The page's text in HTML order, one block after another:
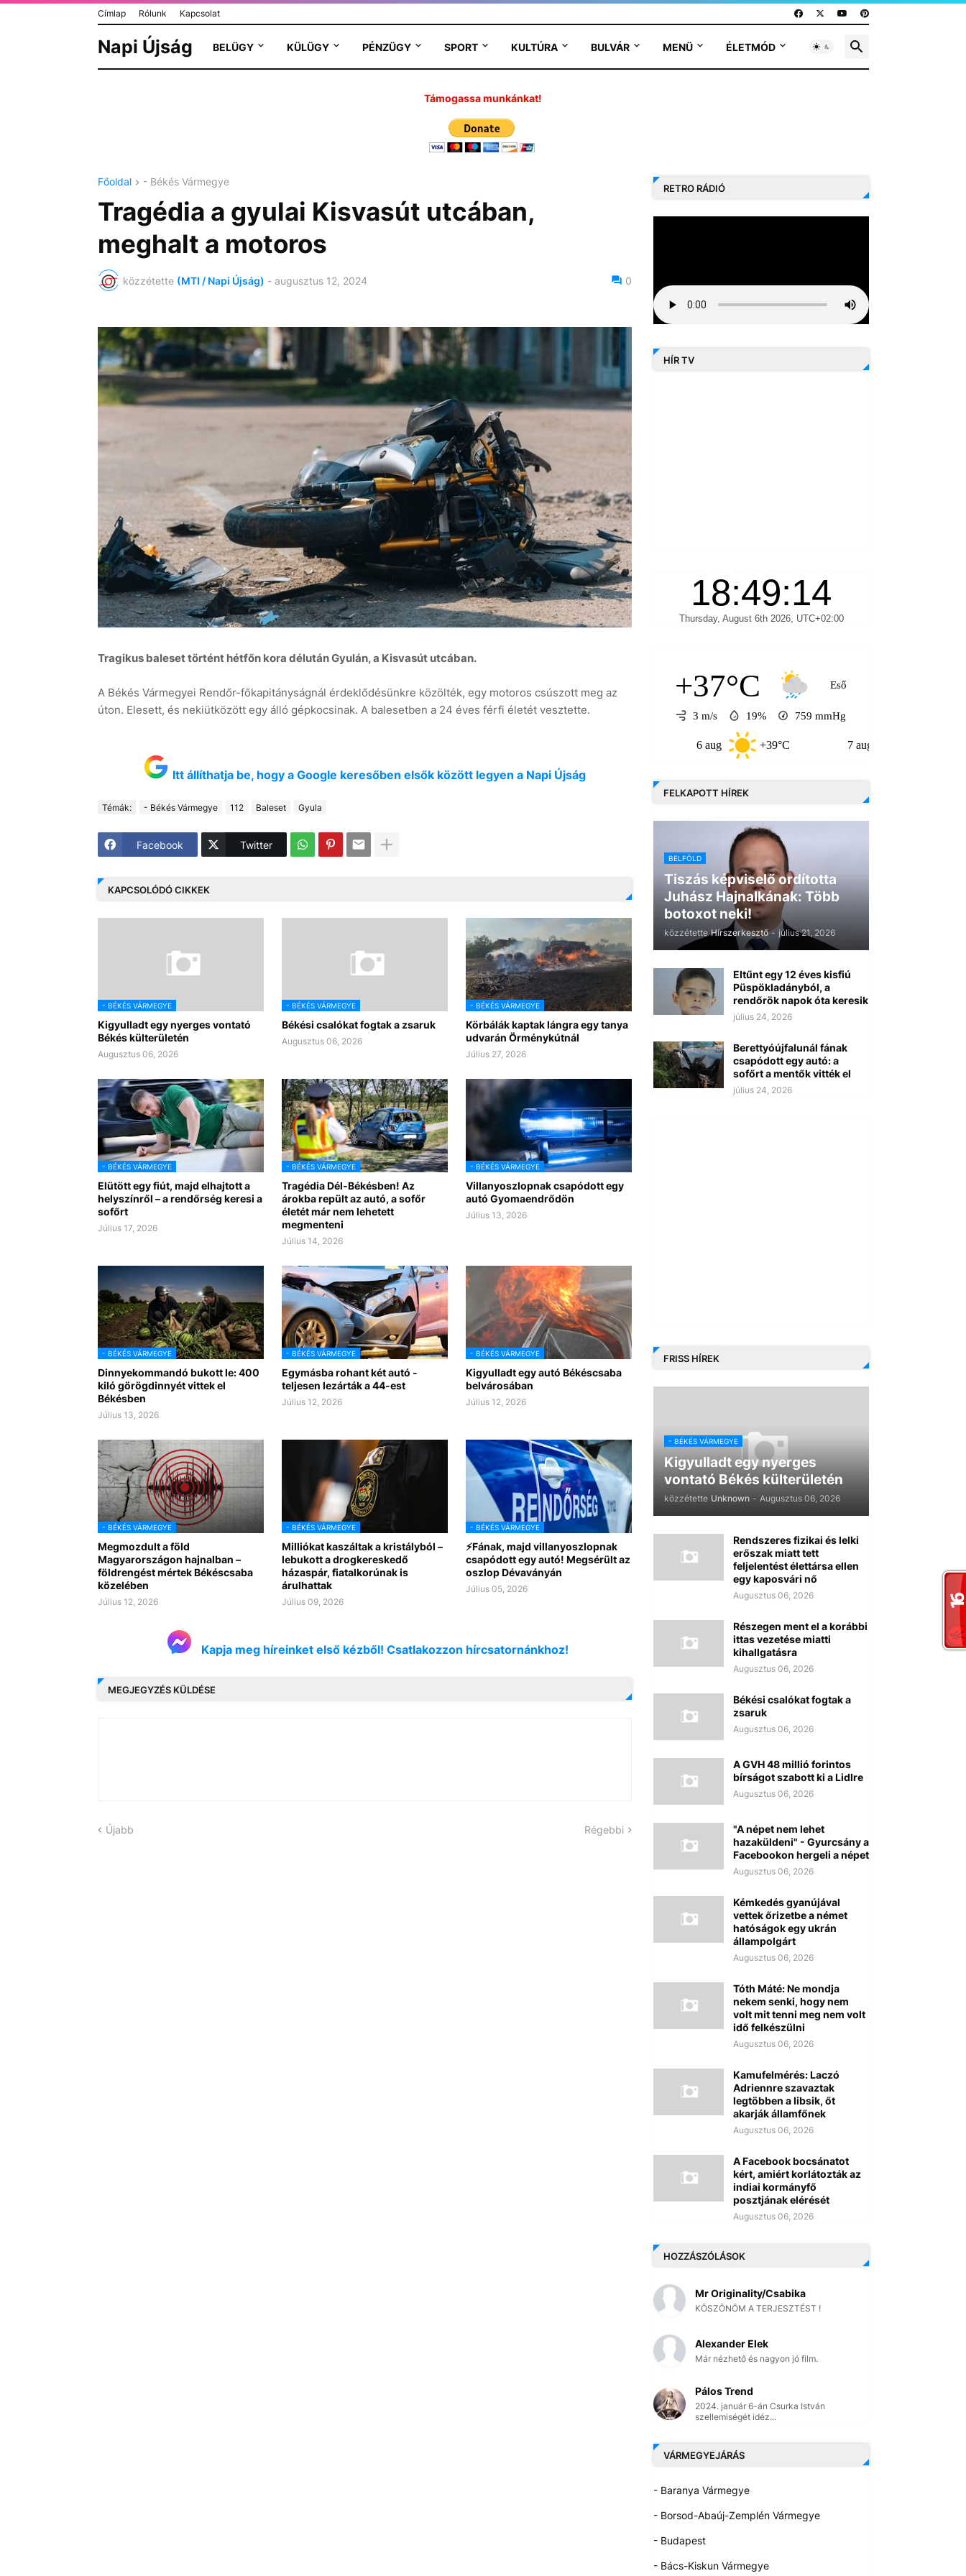
Címlap Rólunk Kapcsolat
Napi Újság BELÜGY KÜLÜGY PÉNZÜGY SPORT KULTÚRA BULVÁR MENÜ ÉLETMÓD
Támogassa munkánkat!
Főoldal - Békés Vármegye
Tragédia a gyulai Kisvasút utcában,
meghalt a motoros
közzétette (MTI / Napi Újság) - augusztus 12, 2024 0
Tragikus baleset történt hétfőn kora délután Gyulán, a Kisvasút utcában.
A Békés Vármegyei Rendőr-főkapitányságnál érdeklődésünkre közölték, egy motoros csúszott meg az
úton. Elesett, és nekiütközött egy álló gépkocsinak. A balesetben a 24 éves férfi életét vesztette.
Itt állíthatja be, hogy a Google keresőben elsők között legyen a Napi Újság
Témák: - Békés Vármegye 112 Baleset Gyula
Facebook Twitter
KAPCSOLÓDÓ CIKKEK
- BÉKÉS VÁRMEGYE
Kigyulladt egy nyerges vontató
Békés külterületén
Augusztus 06, 2026
- BÉKÉS VÁRMEGYE
Békési csalókat fogtak a zsaruk
Augusztus 06, 2026
- BÉKÉS VÁRMEGYE
Körbálák kaptak lángra egy tanya
udvarán Örménykútnál
Július 27, 2026
- BÉKÉS VÁRMEGYE
Elütött egy fiút, majd elhajtott a
helyszínről – a rendőrség keresi a
sofőrt
Július 17, 2026
- BÉKÉS VÁRMEGYE
Tragédia Dél-Békésben! Az
árokba repült az autó, a sofőr
életét már nem lehetett
megmenteni
Július 14, 2026
- BÉKÉS VÁRMEGYE
Villanyoszlopnak csapódott egy
autó Gyomaendrődön
Július 13, 2026
- BÉKÉS VÁRMEGYE
Dinnyekommandó bukott le: 400
kiló görögdinnyét vittek el
Békésben
Július 13, 2026
- BÉKÉS VÁRMEGYE
Egymásba rohant két autó -
teljesen lezárták a 44-est
Július 12, 2026
- BÉKÉS VÁRMEGYE
Kigyulladt egy autó Békéscsaba
belvárosában
Július 12, 2026
- BÉKÉS VÁRMEGYE
Megmozdult a föld
Magyarországon hajnalban –
földrengést mértek Békéscsaba
közelében
Július 12, 2026
- BÉKÉS VÁRMEGYE
Milliókat kaszáltak a kristályból –
lebukott a drogkereskedő
házaspár, fiatalkorúnak is
árulhattak
Július 09, 2026
- BÉKÉS VÁRMEGYE
⚡Fának, majd villanyoszlopnak
csapódott egy autó! Megsérült az
oszlop Dévaványán
Július 05, 2026
Kapja meg híreinket első kézből! Csatlakozzon hírcsatornánkhoz!
MEGJEGYZÉS KÜLDÉSE
Újabb Régebbi
RETRO RÁDIÓ
HÍR TV
+37°C Eső
3 m/s 19% 759 mmHg
+39°C +33°C
FELKAPOTT HÍREK
BELFÖLD
Tiszás képviselő ordította
Juhász Hajnalkának: Több
botoxot neki!
közzétette Hírszerkesztő - július 21, 2026
Eltűnt egy 12 éves kisfiú
Püspökladányból, a
rendőrök napok óta keresik
július 24, 2026
Berettyóújfalunál fának
csapódott egy autó: a
sofőrt a mentők vitték el
július 24, 2026
FRISS HÍREK
- BÉKÉS VÁRMEGYE
Kigyulladt egy nyerges
vontató Békés külterületén
közzétette Unknown - Augusztus 06, 2026
Rendszeres fizikai és lelki
erőszak miatt tett
feljelentést élettársa ellen
egy kaposvári nő
Augusztus 06, 2026
Részegen ment el a korábbi
ittas vezetése miatti
kihallgatásra
Augusztus 06, 2026
Békési csalókat fogtak a
zsaruk
Augusztus 06, 2026
A GVH 48 millió forintos
bírságot szabott ki a Lidlre
Augusztus 06, 2026
"A népet nem lehet
hazaküldeni" - Gyurcsány a
Facebookon hergeli a népet
Augusztus 06, 2026
Kémkedés gyanújával
vettek őrizetbe a német
hatóságok egy ukrán
állampolgárt
Augusztus 06, 2026
Tóth Máté: Ne mondja
nekem senki, hogy nem
volt mit tenni meg nem volt
idő felkészülni
Augusztus 06, 2026
Kamufelmérés: Laczó
Adriennre szavaztak
legtöbben a libsik, őt
akarják államfőnek
Augusztus 06, 2026
A Facebook bocsánatot
kért, amiért korlátozták az
indiai kormányfő
posztjának elérését
Augusztus 06, 2026
HOZZÁSZÓLÁSOK
Mr Originality/Csabika
KÖSZÖNÖM A TERJESZTÉST !
Alexander Elek
Már nézhető és nagyon jó film.
Pálos Trend
2024. január 6-án Csurka István
szellemiségét idéz...
VÁRMEGYEJÁRÁS
- Baranya Vármegye
- Borsod-Abaúj-Zemplén Vármegye
- Budapest
- Bács-Kiskun Vármegye